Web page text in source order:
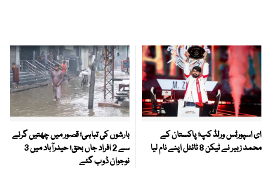
ای اسپورٹس ورلڈ کپ؛ پاکستان کے
محمد زبیر نے ٹیکن 8 ٹائٹل اپنے نام لیا
بارشوں کی تباہی؛ قصور میں چھتیں گرنے
سے 2 افراد جاں بحق؛ حیدرآباد میں 3
نوجوان ڈوب گئے